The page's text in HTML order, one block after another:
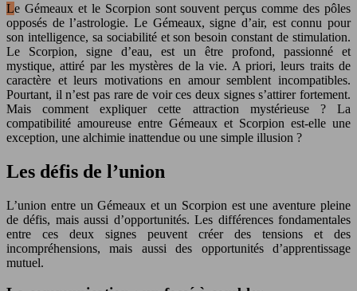
Le Gémeaux et le Scorpion sont souvent perçus comme des pôles
opposés de l’astrologie. Le Gémeaux, signe d’air, est connu pour
son intelligence, sa sociabilité et son besoin constant de stimulation.
Le Scorpion, signe d’eau, est un être profond, passionné et
mystique, attiré par les mystères de la vie. A priori, leurs traits de
caractère et leurs motivations en amour semblent incompatibles.
Pourtant, il n’est pas rare de voir ces deux signes s’attirer fortement.
Mais comment expliquer cette attraction mystérieuse ? La
compatibilité amoureuse entre Gémeaux et Scorpion est-elle une
exception, une alchimie inattendue ou une simple illusion ?
Les défis de l’union
L’union entre un Gémeaux et un Scorpion est une aventure pleine
de défis, mais aussi d’opportunités. Les différences fondamentales
entre ces deux signes peuvent créer des tensions et des
incompréhensions, mais aussi des opportunités d’apprentissage
mutuel.